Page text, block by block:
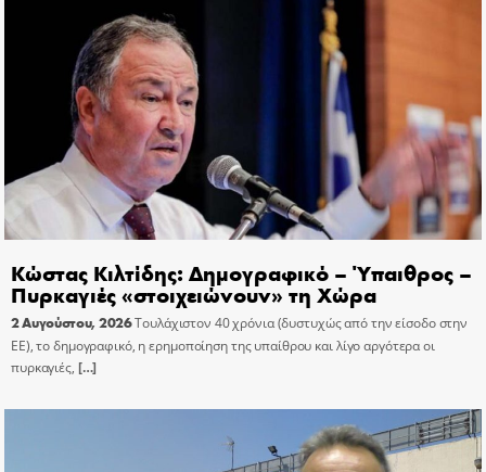
Κώστας Κιλτίδης: Δημογραφικό – Ύπαιθρος –
Πυρκαγιές «στοιχειώνουν» τη Χώρα
2 Αυγούστου, 2026Τουλάχιστον 40 χρόνια (δυστυχώς από την είσοδο στην
ΕΕ), το δημογραφικό, η ερημοποίηση της υπαίθρου και λίγο αργότερα οι
πυρκαγιές, […]